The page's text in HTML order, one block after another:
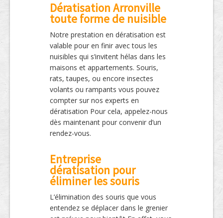
Dératisation Arronville
toute forme de nuisible
Notre prestation en dératisation est
valable pour en finir avec tous les
nuisibles qui s’invitent hélas dans les
maisons et appartements. Souris,
rats, taupes, ou encore insectes
volants ou rampants vous pouvez
compter sur nos experts en
dératisation Pour cela, appelez-nous
dès maintenant pour convenir d’un
rendez-vous.
Entreprise
dératisation pour
éliminer les souris
L’élimination des souris que vous
entendez se déplacer dans le grenier